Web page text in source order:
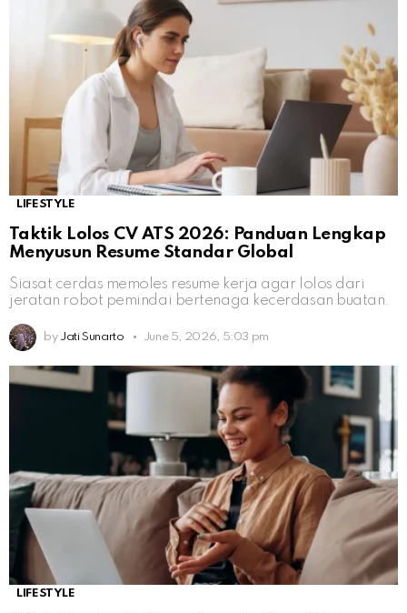
LIFESTYLE
Taktik Lolos CV ATS 2026: Panduan Lengkap
Menyusun Resume Standar Global
Siasat cerdas memoles resume kerja agar lolos dari
jeratan robot pemindai bertenaga kecerdasan buatan.
by Jati Sunarto June 5, 2026, 5:03 pm
LIFESTYLE